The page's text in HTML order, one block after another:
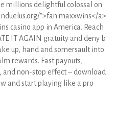
millions delightful colossal on
">fan maxxwins</a>
casino app in America. Reach
IT AGAIN gratuity and deny b
up, hand and somersault into
rewards. Fast payouts,
and non-stop effect – download
and start playing like a pro